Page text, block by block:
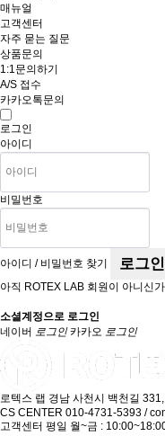
매뉴얼
고객센터
자주 묻는 질문
상품문의
1:1문의하기
A/S 접수
카카오톡문의
로그인
아이디
비밀번호
아이디 / 비밀번호 찾기 로그인
아직 ROTEX LAB 회원이 아니신
소셜계정으로 로그인
네이버 로그인 카카오 로그인
로텍스 랩 경남 사천시 백천길
CS CENTER 010-4731-5393 /
고객센터 평일 월~금 :